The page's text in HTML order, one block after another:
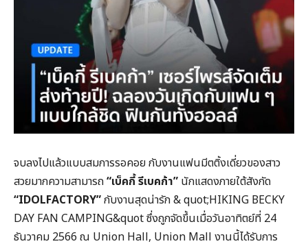
จบลงไปแล้วแบบสมการรอคอย กับงานแฟนมีตติ้งเดี่ยวของสาว
สวยมากความสามารถ“เบ็คกี้ รีเบคก้า” นักแสดงภายใต้สังกัด
“IDOLFACTORY”กับงานสุดน่ารัก & quot;HIKING BECKY
DAY FAN CAMPING&quot ซึ่งถูกจัดขึ้นเมื่อวันอาทิตย์ที่ 24
ธันวาคม 2566 ณ Union Hall, Union Mall งานนี้ได้รับการ